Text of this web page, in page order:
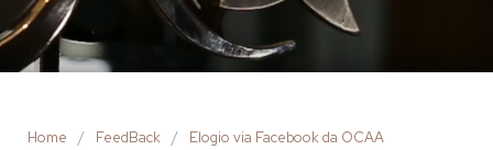
Home / FeedBack / Elogio via Facebook da OCAA